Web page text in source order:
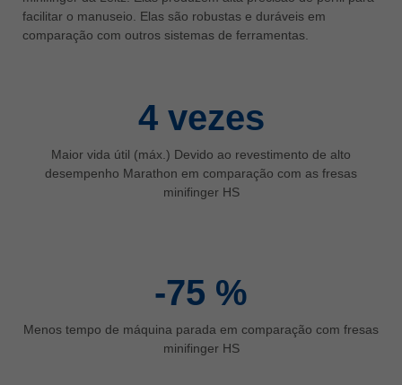
中国
中文
Україна
facilitar o manuseio. Elas são robustas e duráveis em
comparação com outros sistemas de ferramentas.
4 vezes
Maior vida útil (máx.) Devido ao revestimento de alto
desempenho Marathon em comparação com as fresas
minifinger HS
-75 %
Menos tempo de máquina parada em comparação com fresas
minifinger HS